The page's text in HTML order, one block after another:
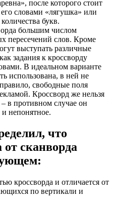
после которого стоит
словами «лягушка» или
букв.
большим числом
пересечений слов. Кроме
выступать различные
задания к кроссворду
В идеальном варианте
использована, в ней не
свободные поля
Кроссворд же нельзя
– в противном случае он
и непонятное.
что
от сканворда
кроссворда и отличается от
по вертикали и